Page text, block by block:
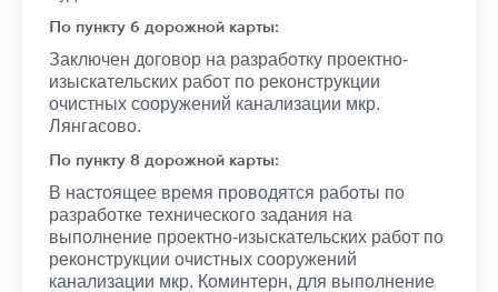
По пункту 6 дорожной карты:
Заключен договор на разработку проектно-
изыскательских работ по реконструкции
очистных сооружений канализации мкр.
Лянгасово.
По пункту 8 дорожной карты:
В настоящее время проводятся работы по
разработке технического задания на
выполнение проектно-изыскательских работ по
реконструкции очистных сооружений
канализации мкр. Коминтерн, для выполнение